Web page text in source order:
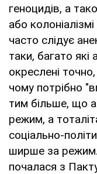
геноцидів, а
або
часто слідує
таки, багато які
окреслені
чому потрібно
тим більше, що
режим, а
соціально-
ширше за режим.
почалася з